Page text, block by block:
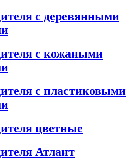
с деревянными
с кожаными
с пластиковыми
цветные
Атлант